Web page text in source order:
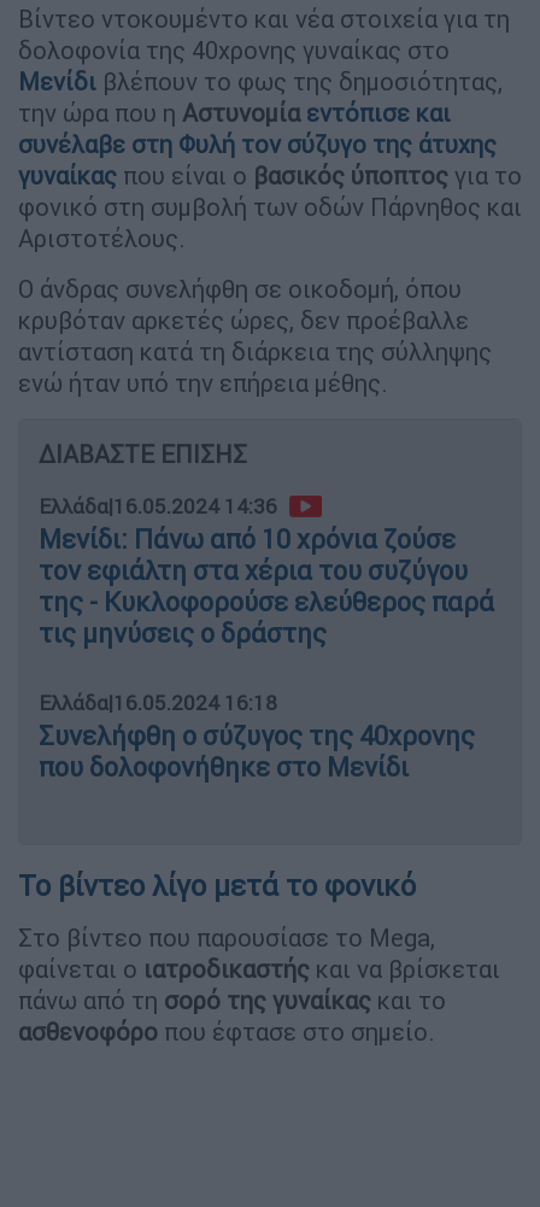
Βίντεο ντοκουμέντο και νέα στοιχεία για τη
δολοφονία της 40χρονης γυναίκας στο
Μενίδι βλέπουν το φως της δημοσιότητας,
την ώρα που η Αστυνομία εντόπισε και
συνέλαβε στη Φυλή τον σύζυγο της άτυχης
γυναίκας που είναι ο βασικός ύποπτος για το
φονικό στη συμβολή των οδών Πάρνηθος και
Αριστοτέλους.
Ο άνδρας συνελήφθη σε οικοδομή, όπου
κρυβόταν αρκετές ώρες, δεν προέβαλλε
αντίσταση κατά τη διάρκεια της σύλληψης
ενώ ήταν υπό την επήρεια μέθης.
ΔΙΑΒΑΣΤΕ ΕΠΙΣΗΣ
Ελλάδα|16.05.2024 14:36
Μενίδι: Πάνω από 10 χρόνια ζούσε
τον εφιάλτη στα χέρια του συζύγου
της - Κυκλοφορούσε ελεύθερος παρά
τις μηνύσεις ο δράστης
Ελλάδα|16.05.2024 16:18
Συνελήφθη ο σύζυγος της 40χρονης
που δολοφονήθηκε στο Μενίδι
Το βίντεο λίγο μετά το φονικό
Στο βίντεο που παρουσίασε το Mega,
φαίνεται ο ιατροδικαστής και να βρίσκεται
πάνω από τη σορό της γυναίκας και το
ασθενοφόρο που έφτασε στο σημείο.